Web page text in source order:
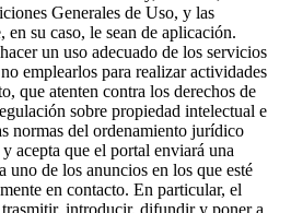
Generales de Uso, y las
su caso, le sean de aplicación.
un uso adecuado de los servicios
emplearlos para realizar actividades
que atenten contra los derechos de
sobre propiedad intelectual e
normas del ordenamiento jurídico
acepta que el portal enviará una
uno de los anuncios en los que esté
en contacto. En particular, el
introducir, difundir y poner a